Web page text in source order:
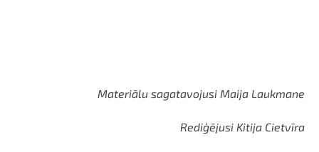
Materiālu sagatavojusi Maija Laukmane
Rediģējusi Kitija Cietvīra